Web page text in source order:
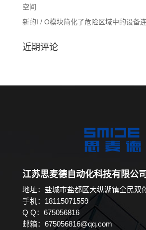
空间
新的I / O模块简化了危险区域中的设备
近期评论
江苏思麦德自动化科技有限公司
地址：盐城市盐都区大纵湖镇全民双
手机：18115071559
Q Q：675056816
邮箱：675056816@qq.com